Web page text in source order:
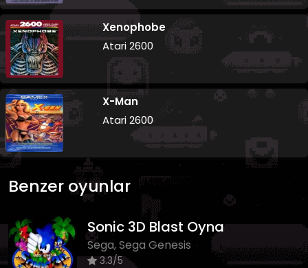
Xenophobe
Atari 2600
X-Man
Atari 2600
Benzer oyunlar
Sonic 3D Blast Oyna
Sega, Sega Genesis
3.3/5